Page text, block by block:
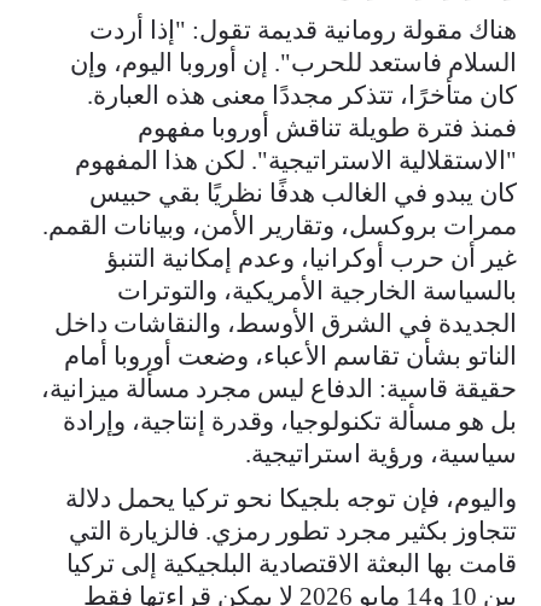
هناك مقولة رومانية قديمة تقول: "إذا أردت
السلام فاستعد للحرب". إن أوروبا اليوم، وإن
كان متأخرًا، تتذكر مجددًا معنى هذه العبارة.
فمنذ فترة طويلة تناقش أوروبا مفهوم
"الاستقلالية الاستراتيجية". لكن هذا المفهوم
كان يبدو في الغالب هدفًا نظريًا بقي حبيس
ممرات بروكسل، وتقارير الأمن، وبيانات القمم.
غير أن حرب أوكرانيا، وعدم إمكانية التنبؤ
بالسياسة الخارجية الأمريكية، والتوترات
الجديدة في الشرق الأوسط، والنقاشات داخل
الناتو بشأن تقاسم الأعباء، وضعت أوروبا أمام
حقيقة قاسية: الدفاع ليس مجرد مسألة ميزانية،
بل هو مسألة تكنولوجيا، وقدرة إنتاجية، وإرادة
سياسية، ورؤية استراتيجية.
واليوم، فإن توجه بلجيكا نحو تركيا يحمل دلالة
تتجاوز بكثير مجرد تطور رمزي. فالزيارة التي
قامت بها البعثة الاقتصادية البلجيكية إلى تركيا
بين 10 و14 مايو 2026 لا يمكن قراءتها فقط